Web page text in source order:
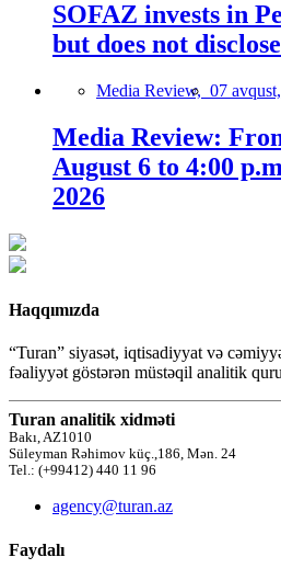
SOFAZ invests in
but does not
Media Review, 07
Media Review:
August 6 to 4:00
2026
Haqqımızda
“Turan” siyasət, iqtisadiyyat və
fəaliyyət göstərən müstəqil analitik
Turan analitik xidməti
Bakı, AZ1010
Süleyman Rəhimov küç.,186, Mən. 24
Tel.: (+99412) 440 11 96
agency@turan.az
Faydalı